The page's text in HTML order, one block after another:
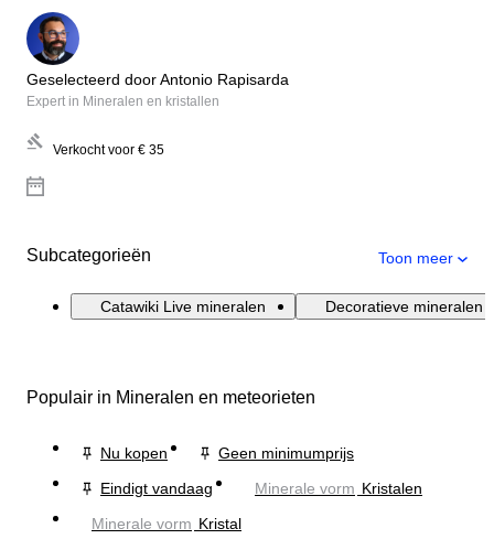
Geselecteerd door Antonio Rapisarda
Expert in Mineralen en kristallen
Verkocht voor € 35
Subcategorieën Toon meer
Catawiki Live mineralen Decoratieve mineralen
Populair in Mineralen en meteorieten
Nu kopen
Geen minimumprijs
Eindigt vandaag
Minerale vorm Kristalen
Minerale vorm Kristal